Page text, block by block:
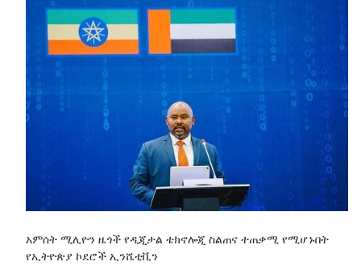
አምሰት ሚሊዮን ዜጎች የዲጂታል ቴክኖሎጂ ስልጠና ተጠቃሚ የሚሆኑበት
የኢትዮጵያ ኮደሮች ኢንሼቲቪን